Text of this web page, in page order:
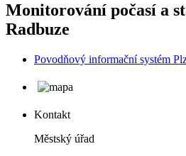
Monitorování počasí a
Radbuze
Povodňový informační systém
Kontakt
Městský úřad